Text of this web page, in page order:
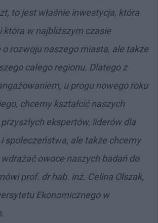
to jest właśnie inwestycja, która
i która w najbliższym czasie
o rozwoju naszego miasta, ale także
całego regionu. Dlatego z
u progu nowego roku
chcemy kształcić naszych
ekspertów, liderów dla
społeczeństwa, ale także chcemy
owoce naszych badań do
prof. dr hab. inż. Celina Olszak,
Ekonomicznego w